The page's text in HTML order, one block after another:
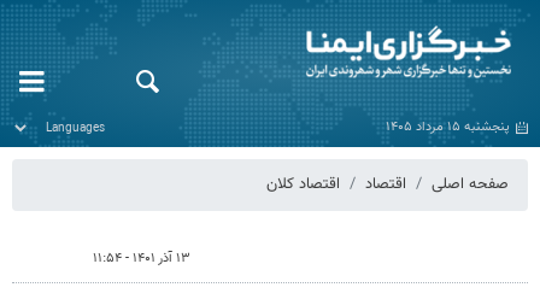
پنجشنبه ۱۵ مرداد ۱۴۰۵
صفحه اصلی اقتصاد اقتصاد کلان
۱۳ آذر ۱۴۰۱ - ۱۱:۵۴